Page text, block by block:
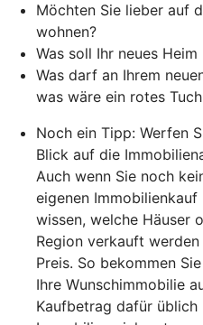
Möchten Sie lieber auf
wohnen?
Was soll Ihr neues
Was darf an Ihrem
was wäre ein rotes
Noch ein Tipp: Werfen
Blick auf die
Auch wenn Sie noch
eigenen
wissen, welche Häuser
Region verkauft
Preis. So bekommen
Ihre Wunschimmobilie
Kaufbetrag dafür